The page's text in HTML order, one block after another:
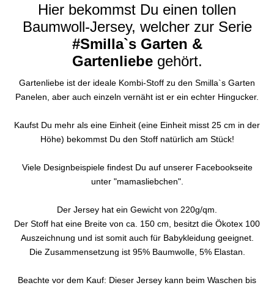
Hier bekommst Du einen tollen
Baumwoll-Jersey, welcher zur Serie
#Smilla`s Garten &
Gartenliebegehört.
Gartenliebe ist der ideale Kombi-Stoff zu den Smilla`s Garten
Panelen, aber auch einzeln vernäht ist er ein echter Hingucker.
Kaufst Du mehr als eine Einheit (eine Einheit misst 25 cm in der
Höhe) bekommst Du den Stoff natürlich am Stück!
Viele Designbeispiele findest Du auf unserer Facebookseite
unter "mamasliebchen".
Der Jersey hat ein Gewicht von 220g/qm.
Der Stoff hat eine Breite von ca. 150 cm, besitzt die Ökotex 100
Auszeichnung und ist somit auch für Babykleidung geeignet.
Die Zusammensetzung ist 95% Baumwolle, 5% Elastan.
Beachte vor dem Kauf: Dieser Jersey kann beim Waschen bis